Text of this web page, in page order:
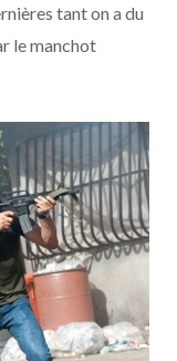
tant on a du
le manchot